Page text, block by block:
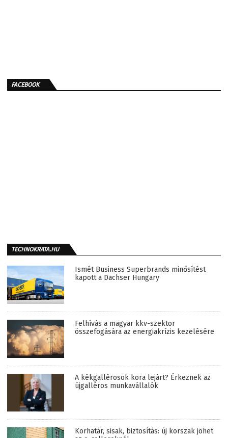
FACEBOOK
TECHNOKRATA.HU
Ismét Business Superbrands minősítést
kapott a Dachser Hungary
Felhívás a magyar kkv-szektor
összefogására az energiakrízis kezelésére
A kékgallérosok kora lejárt? Érkeznek az
újgalléros munkavállalók
Korhatár, sisak, biztosítás: új korszak jöhet